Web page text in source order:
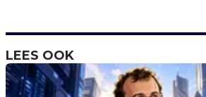
LEES OOK